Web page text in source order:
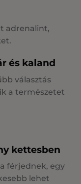
adrenalint,
és kaland
választás
a természetet
kettesben
férjednek, egy
lehet